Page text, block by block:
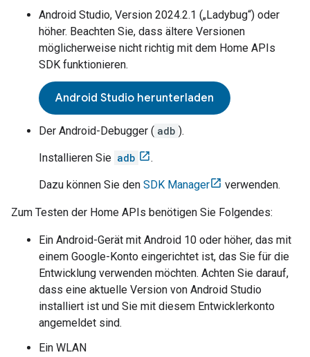
Android Studio, Version 2024.2.1 („Ladybug“) oder
höher. Beachten Sie, dass ältere Versionen
möglicherweise nicht richtig mit dem Home APIs
SDK funktionieren.
Android Studio herunterladen
Der Android-Debugger ( adb ).
Installieren Sie adb .
Dazu können Sie den SDK Manager verwenden.
Zum Testen der Home APIs benötigen Sie Folgendes:
Ein Android-Gerät mit Android 10 oder höher, das mit
einem Google-Konto eingerichtet ist, das Sie für die
Entwicklung verwenden möchten. Achten Sie darauf,
dass eine aktuelle Version von Android Studio
installiert ist und Sie mit diesem Entwicklerkonto
angemeldet sind.
Ein WLAN